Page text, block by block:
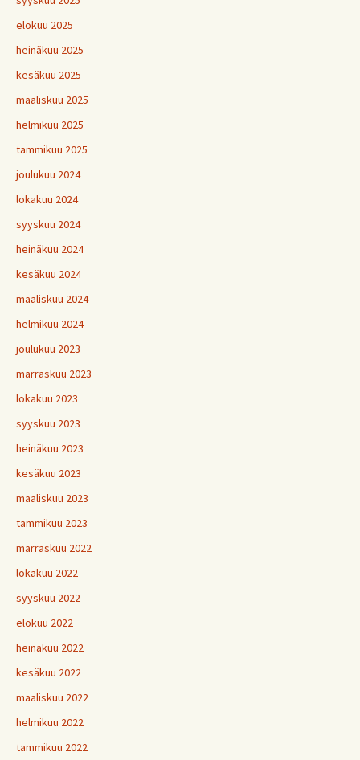
elokuu 2025
heinäkuu 2025
kesäkuu 2025
maaliskuu 2025
helmikuu 2025
tammikuu 2025
joulukuu 2024
lokakuu 2024
syyskuu 2024
heinäkuu 2024
kesäkuu 2024
maaliskuu 2024
helmikuu 2024
joulukuu 2023
marraskuu 2023
lokakuu 2023
syyskuu 2023
heinäkuu 2023
kesäkuu 2023
maaliskuu 2023
tammikuu 2023
marraskuu 2022
lokakuu 2022
syyskuu 2022
elokuu 2022
heinäkuu 2022
kesäkuu 2022
maaliskuu 2022
helmikuu 2022
tammikuu 2022